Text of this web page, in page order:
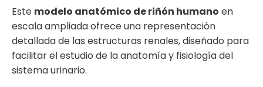
Este modelo anatómico de riñón humano en
escala ampliada ofrece una representación
detallada de las estructuras renales, diseñado para
facilitar el estudio de la anatomía y fisiología del
sistema urinario.